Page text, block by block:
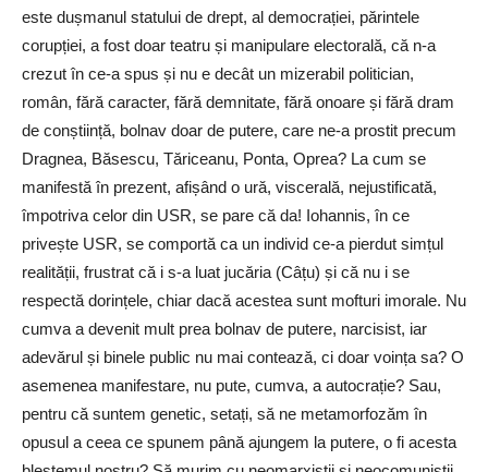
este dușmanul statului de drept, al democrației, părintele
corupției, a fost doar teatru și manipulare electorală, că n-a
crezut în ce-a spus și nu e decât un mizerabil politician,
român, fără caracter, fără demnitate, fără onoare și fără dram
de conștiință, bolnav doar de putere, care ne-a prostit precum
Dragnea, Băsescu, Tăriceanu, Ponta, Oprea? La cum se
manifestă în prezent, afișând o ură, viscerală, nejustificată,
împotriva celor din USR, se pare că da! Iohannis, în ce
privește USR, se comportă ca un individ ce-a pierdut simțul
realității, frustrat că i s-a luat jucăria (Câțu) și că nu i se
respectă dorințele, chiar dacă acestea sunt mofturi imorale. Nu
cumva a devenit mult prea bolnav de putere, narcisist, iar
adevărul și binele public nu mai contează, ci doar voința sa? O
asemenea manifestare, nu pute, cumva, a autocrație? Sau,
pentru că suntem genetic, setați, să ne metamorfozăm în
opusul a ceea ce spunem până ajungem la putere, o fi acesta